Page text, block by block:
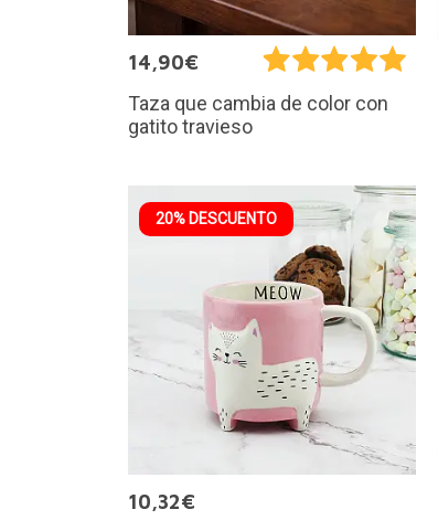
14,90€
Taza que cambia de color con
gatito travieso
20% DESCUENTO
10,32€